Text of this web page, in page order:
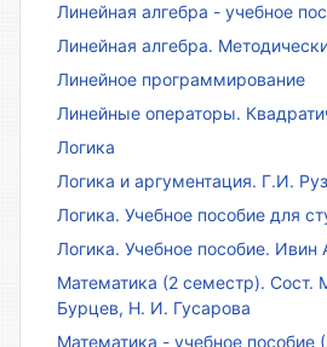
Линейная алгебра - учебное
Линейная алгебра.
Линейное программирование
Линейные операторы.
Логика
Логика и аргументация. Г.И.
Логика. Учебное пособие для
Логика. Учебное пособие. Ивин
Математика (2 семестр).
Бурцев, Н. И. Гусарова
Математика - учебное пособие